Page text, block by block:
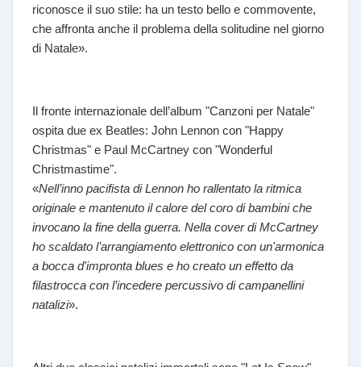
riconosce il suo stile: ha un testo bello e commovente,
che affronta anche il problema della solitudine nel giorno
di Natale».
Il fronte internazionale dell’album "Canzoni per Natale"
ospita due ex Beatles: John Lennon con "Happy
Christmas" e Paul McCartney con "Wonderful
Christmastime".
«Nell’inno pacifista di Lennon ho rallentato la ritmica
originale e mantenuto il calore del coro di bambini che
invocano la fine della guerra. Nella cover di McCartney
ho scaldato l’arrangiamento elettronico con un'armonica
a bocca d'impronta blues e ho creato un effetto da
filastrocca con l’incedere percussivo di campanellini
natalizi».